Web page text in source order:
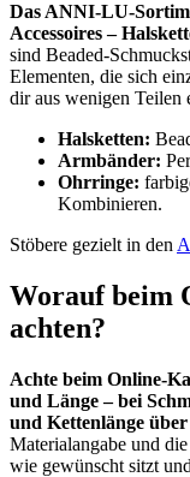
Das ANNI-LU-
Accessoires –
sind Beaded-
Elementen, die sich
dir aus wenigen Teilen
Halsketten:
Armbänder:
Ohrringe:
Kombinieren.
Stöbere gezielt in den
Worauf beim
achten?
Achte beim Online-
und Länge – bei
und Kettenlänge
Materialangabe und
wie gewünscht sitzt